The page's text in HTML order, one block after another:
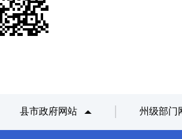
县市政府网站 州级部门